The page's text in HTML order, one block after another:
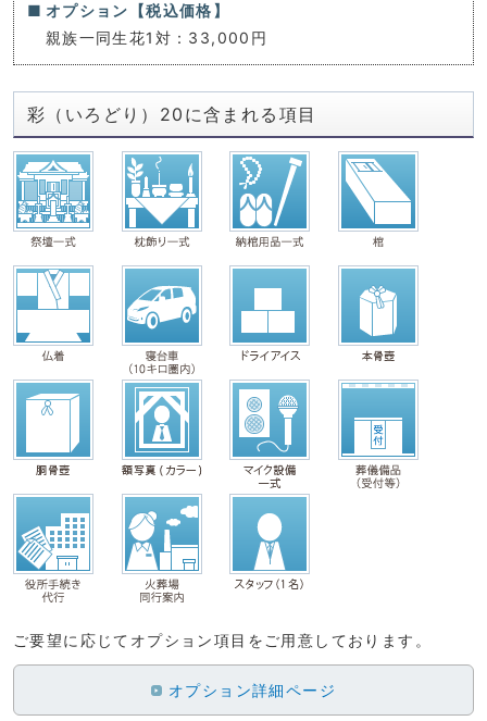
オプション【税込価格】
親族一同生花1対：33,000円
彩（いろどり）20に含まれる項目
ご要望に応じてオプション項目をご用意しております。
オプション詳細ページ